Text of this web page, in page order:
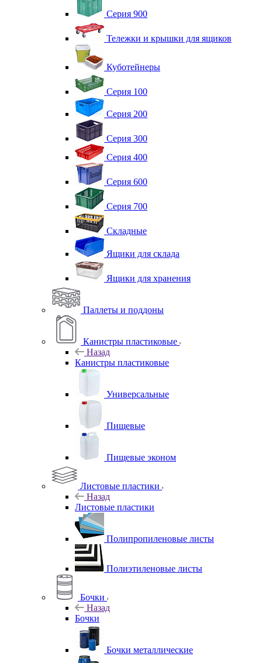
Серия 900
Тележки и крышки для ящиков
Куботейнеры
Серия 100
Серия 200
Серия 300
Серия 400
Серия 600
Серия 700
Складные
Ящики для склада
Ящики для хранения
Паллеты и поддоны
Канистры пластиковые
Назад
Канистры пластиковые
Универсальные
Пищевые
Пищевые эконом
Листовые пластики
Назад
Листовые пластики
Полипропиленовые листы
Полиэтиленовые листы
Бочки
Назад
Бочки
Бочки металлические